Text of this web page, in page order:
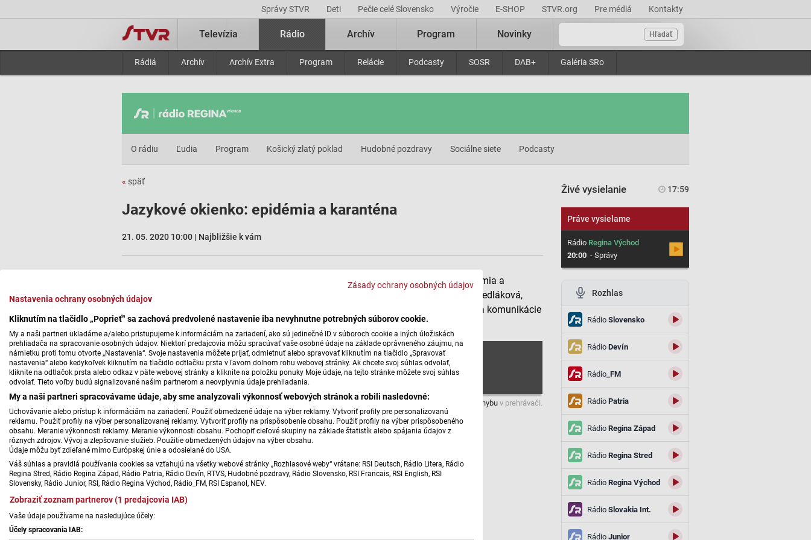
Zásady ochrany osobných údajov
Nastavenia ochrany osobných údajov
Kliknutím na tlačidlo „Poprieť“ sa zachová predvolené nastavenie iba nevyhnutne potrebných súborov cookie.
My a naši partneri ukladáme a/alebo pristupujeme k informáciám na zariadení, ako sú jedinečné ID v súboroch cookie a iných úložiskách
prehliadača na spracovanie osobných údajov. Niektorí predajcovia môžu spracúvať vaše osobné údaje na základe oprávneného záujmu, na
námietku proti tomu otvorte „Nastavenia“. Svoje nastavenia môžete prijať, odmietnuť alebo spravovať kliknutím na tlačidlo „Spravovať
nastavenia“ alebo kedykoľvek kliknutím na tlačidlo odtlačku prsta v ľavom dolnom rohu webovej stránky. Ak chcete svoj súhlas odvolať,
kliknite na odtlačok prsta alebo odkaz v päte webovej stránky a kliknite na položku ponuky Moje údaje, na tejto stránke môžete svoj súhlas
odvolať. Tieto voľby budú signalizované našim partnerom a neovplyvnia údaje prehliadania.
My a naši partneri spracovávame údaje, aby sme analyzovali výkonnosť webových stránok a robili nasledovné:
Uchovávanie alebo prístup k informáciám na zariadení. Použiť obmedzené údaje na výber reklamy. Vytvoriť profily pre personalizovanú
reklamu. Použiť profily na výber personalizovanej reklamy. Vytvoriť profily na prispôsobenie obsahu. Použiť profily na výber prispôsobeného
obsahu. Meranie výkonnosti reklamy. Meranie výkonnosti obsahu. Pochopiť cieľové skupiny na základe štatistík alebo spájania údajov z
rôznych zdrojov. Vývoj a zlepšovanie služieb. Použitie obmedzených údajov na výber obsahu.
Údaje môžu byť zdieľané mimo Európskej únie a odosielané do USA.
Váš súhlas a pravidlá používania cookies sa vzťahujú na všetky webové stránky „Rozhlasové weby“ vrátane: RSI Deutsch, Rádio Litera, Rádio
Regina Stred, Rádio Regina Západ, Rádio Patria, Rádio Devín, RTVS, Hudobné pozdravy, Rádio Slovensko, RSI Francais, RSI English, RSI
Slovensky, Rádio Junior, RSI, Rádio Regina Východ, Rádio_FM, RSI Espanol, NEV.
Zobraziť zoznam partnerov (1 predajcovia IAB)
Vaše údaje používame na nasledujúce účely:
Účely spracovania IAB:
Správy STVR Deti Pečie celé Slovensko Výročie E-SHOP STVR.org Pre médiá Kontakty
Hľadať
Televízia Rádio
Rádiá Archív Archív Extra Program Relácie Podcasty SOSR DAB+ Galéria SRo
Archív Program Novinky
O rádiu Ľudia Program Košický zlatý poklad Hudobné pozdravy Sociálne siete Podcasty
« späť
Jazykové okienko: epidémia a karanténa
21. 05. 2020 10:00 | Najbližšie k vám
Dnes si povieme o správnom používaní slov epidémia a
ykovedkyňa Marianna Sedláková,
vedúca Katedry slovakistiky, slovanských filológií a komunikácie
Filozofickej fakulty UPJŠ v Košiciach.
JO_karantena_epidemia;sedlakova
Nahláste nám chybu v prehrávači.
Živé vysielanie 17:59
Práve vysielame
RádioRegina Východ
20:00 - Správy
Rozhlas
RádioSlovensko
RádioDevín
Rádio_FM
RádioPatria
RádioRegina Západ
RádioRegina Stred
RádioRegina Východ
RádioSlovakia Int.
RádioJunior